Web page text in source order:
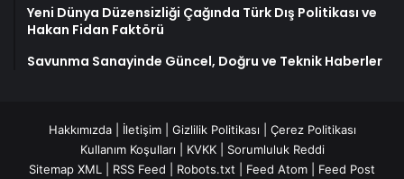
Yeni Dünya Düzensizliği Çağında Türk Dış Politikası ve
Hakan Fidan Faktörü
Savunma Sanayinde Güncel, Doğru ve Teknik Haberler
Hakkımızda| İletişim| Gizlilik Politikası
Çerez Politikası
Kullanım Koşulları
KVKK| Sorumluluk Reddi
Sitemap XML
RSS Feed Robots.txt Feed Atom Feed Post